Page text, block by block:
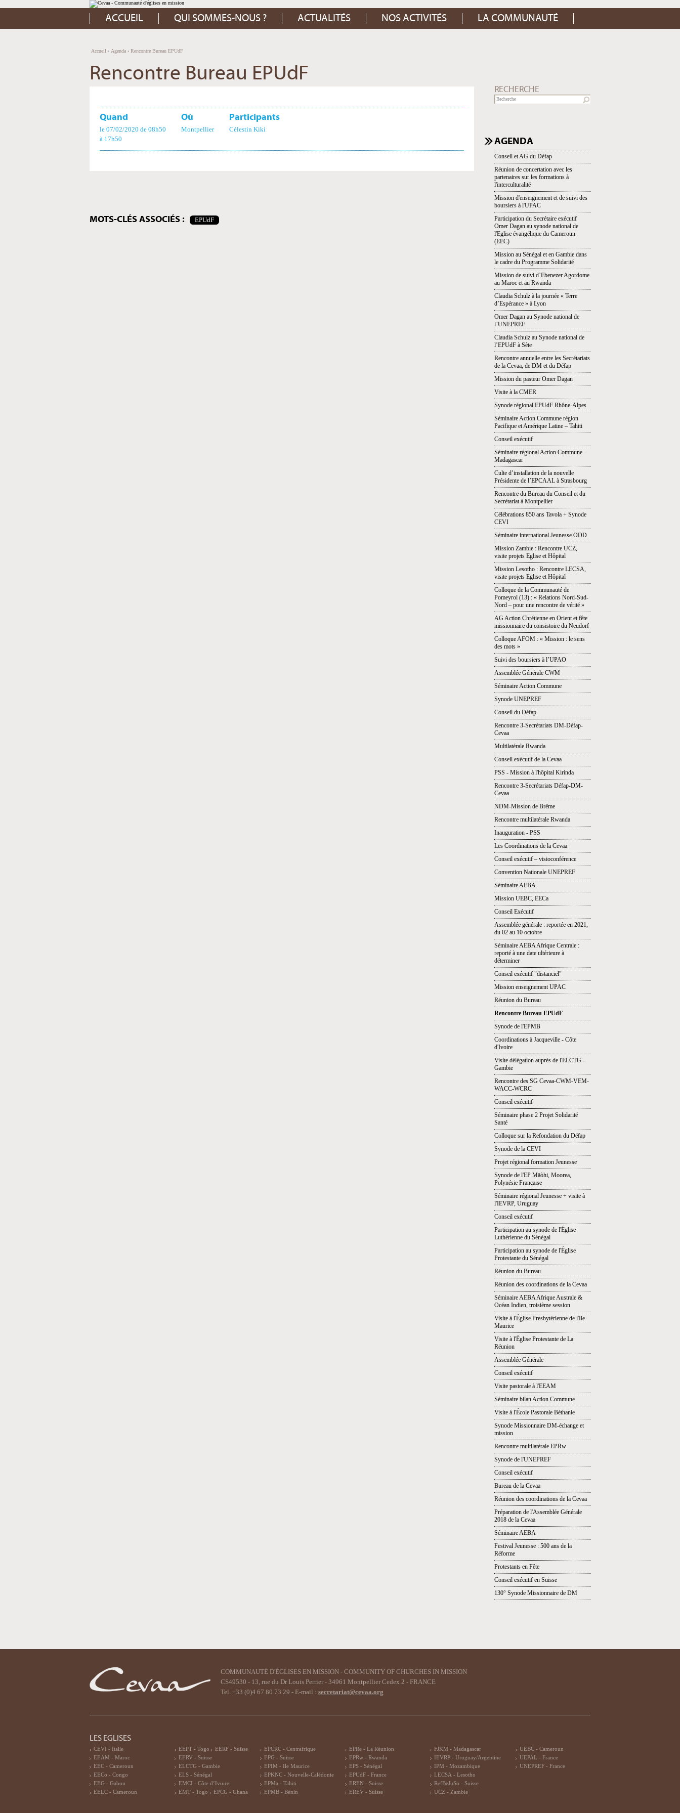
Aller
au
contenu.
Aller
à
Outils
personnels
ACCUEIL QUI SOMMES-NOUS ? ACTUALITÉS NOS ACTIVITÉS LA COMMUNAUTÉ
Accueil › Agenda › Rencontre Bureau EPUdF
RECHERCHE
NAVIGATION
AGENDA
Conseil et AG du Défap
Réunion de concertation avec les
partenaires sur les formations à
l'interculturalité
Mission d'enseignement et de suivi des
boursiers à l'UPAC
Participation du Secrétaire exécutif
Omer Dagan au synode national de
l'Eglise évangélique du Cameroun
(EEC)
Mission au Sénégal et en Gambie dans
le cadre du Programme Solidarité
Mission de suivi d’Ebenezer Agordome
au Maroc et au Rwanda
Claudia Schulz à la journée « Terre
d’Espérance » à Lyon
Omer Dagan au Synode national de
l’UNEPREF
Claudia Schulz au Synode national de
l’EPUdF à Sète
Rencontre annuelle entre les Secrétariats
de la Cevaa, de DM et du Défap
Mission du pasteur Omer Dagan
Visite à la CMER
Synode régional EPUdF Rhône-Alpes
Séminaire Action Commune région
Pacifique et Amérique Latine – Tahiti
Conseil exécutif
Séminaire régional Action Commune -
Madagascar
Culte d’installation de la nouvelle
Présidente de l’EPCAAL à Strasbourg
Rencontre du Bureau du Conseil et du
Secrétariat à Montpellier
Célébrations 850 ans Tavola + Synode
CEVI
Séminaire international Jeunesse ODD
Mission Zambie : Rencontre UCZ,
visite projets Eglise et Hôpital
Mission Lesotho : Rencontre LECSA,
visite projets Eglise et Hôpital
Colloque de la Communauté de
Pomeyrol (13) : « Relations Nord-Sud-
Nord – pour une rencontre de vérité »
AG Action Chrétienne en Orient et fête
missionnaire du consistoire du Neudorf
Colloque AFOM : « Mission : le sens
des mots »
Suivi des boursiers à l’UPAO
Assemblée Générale CWM
Séminaire Action Commune
Synode UNEPREF
Conseil du Défap
Rencontre 3-Secrétariats DM-Défap-
Cevaa
Multilatérale Rwanda
Conseil exécutif de la Cevaa
PSS - Mission à l'hôpital Kirinda
Rencontre 3-Secrétariats Défap-DM-
Cevaa
NDM-Mission de Brême
Rencontre multilatérale Rwanda
Inauguration - PSS
Les Coordinations de la Cevaa
Conseil exécutif – visioconférence
Convention Nationale UNEPREF
Séminaire AEBA
Mission UEBC, EECa
Conseil Exécutif
Assemblée générale : reportée en 2021,
du 02 au 10 octobre
Séminaire AEBA Afrique Centrale :
reporté à une date ultérieure à
déterminer
Conseil exécutif "distanciel"
Mission enseignement UPAC
Réunion du Bureau
Rencontre Bureau EPUdF
Synode de l'EPMB
Coordinations à Jacqueville - Côte
d'Ivoire
Visite délégation auprés de l'ELCTG -
Gambie
Rencontre des SG Cevaa-CWM-VEM-
WACC-WCRC
Conseil exécutif
Séminaire phase 2 Projet Solidarité
Santé
Colloque sur la Refondation du Défap
Synode de la CEVI
Projet régional formation Jeunesse
Synode de l'EP Māòhi, Moorea,
Polynésie Française
Séminaire régional Jeunesse + visite à
l'IEVRP, Uruguay
Conseil exécutif
Participation au synode de l'Église
Luthérienne du Sénégal
Participation au synode de l'Église
Protestante du Sénégal
Réunion du Bureau
Réunion des coordinations de la Cevaa
Séminaire AEBA Afrique Australe &
Océan Indien, troisième session
Visite à l'Église Presbytérienne de l'Ile
Maurice
Visite à l'Église Protestante de La
Réunion
Assemblée Générale
Conseil exécutif
Visite pastorale à l'EEAM
Séminaire bilan Action Commune
Visite à l'École Pastorale Béthanie
Synode Missionnaire DM-échange et
mission
Rencontre multilatérale EPRw
Synode de l'UNEPREF
Conseil exécutif
Bureau de la Cevaa
Réunion des coordinations de la Cevaa
Préparation de l'Assemblée Générale
2018 de la Cevaa
Séminaire AEBA
Festival Jeunesse : 500 ans de la
Réforme
Protestants en Fête
Conseil exécutif en Suisse
130° Synode Missionnaire de DM
Rencontre Bureau EPUdF
Quand
le 07/02/2020 de 08h50
à 17h50
Où
Montpellier
Participants
Célestin Kiki
MOTS-CLÉS ASSOCIÉS : EPUdF
COMMUNAUTÉ D'ÉGLISES EN MISSION - COMMUNITY OF CHURCHES IN MISSION
CS49530 - 13, rue du Dr Louis Perrier - 34961 Montpellier Cedex 2 - FRANCE
Tel. +33 (0)4 67 80 73 29 - E-mail : secretariat@cevaa.org
LES EGLISES
CEVI - Italie
EEAM - Maroc
EEC - Cameroun
EECo - Congo
EEG - Gabon
EELC - Cameroun
EEPT - Togo
EERF - Suisse
EERV - Suisse
ELCTG - Gambie
ELS - Sénégal
EMCI - Côte d’Ivoire
EMT - Togo
EPCG - Ghana
EPCRC - Centrafrique
EPG - Suisse
EPIM - Ile Maurice
EPKNC - Nouvelle-Calédonie
EPMa - Tahiti
EPMB - Bénin
EPRe - La Réunion
EPRw - Rwanda
EPS - Sénégal
EPUdF - France
EREN - Suisse
EREV - Suisse
FJKM - Madagascar
IEVRP - Uruguay/Argentine
IPM - Mozambique
LECSA - Lesotho
RefBeJuSo - Suisse
UCZ - Zambie
UEBC - Cameroun
UEPAL - France
UNEPREF - France